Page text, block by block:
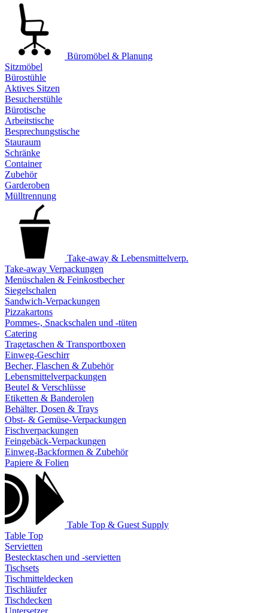
Büromöbel & Planung
Sitzmöbel
Bürostühle
Aktives Sitzen
Besucherstühle
Bürotische
Arbeitstische
Besprechungstische
Stauraum
Schränke
Container
Zubehör
Garderoben
Mülltrennung
Take-away & Lebensmittelverp.
Take-away Verpackungen
Menüschalen & Feinkostbecher
Siegelschalen
Sandwich-Verpackungen
Pizzakartons
Pommes-, Snackschalen und -tüten
Catering
Tragetaschen & Transportboxen
Einweg-Geschirr
Becher, Flaschen & Zubehör
Lebensmittelverpackungen
Beutel & Verschlüsse
Etiketten & Banderolen
Behälter, Dosen & Trays
Obst- & Gemüse-Verpackungen
Fischverpackungen
Feingebäck-Verpackungen
Einweg-Backformen & Zubehör
Papiere & Folien
Table Top & Guest Supply
Table Top
Servietten
Bestecktaschen und -servietten
Tischsets
Tischmitteldecken
Tischläufer
Tischdecken